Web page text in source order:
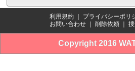
利用規約 プライバシーポリ
お問い合わせ
削除依頼
Copyright 2016